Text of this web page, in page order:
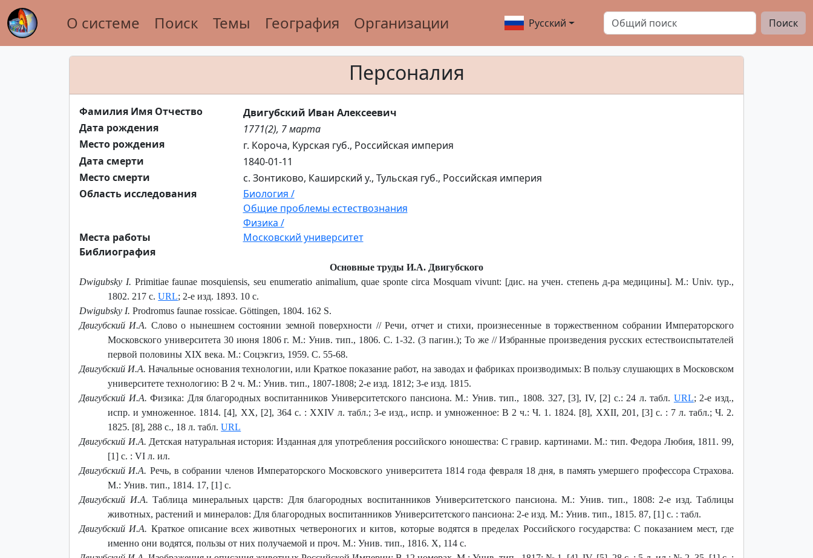
О системе Поиск Темы География Организации Русский Поиск
Персоналия
Фамилия Имя Отчество
Двигубский Иван Алексеевич
Дата рождения
1771(2), 7 марта
Место рождения
г. Короча, Курская губ., Российская империя
Дата смерти
1840-01-11
Место смерти
с. Зонтиково, Каширский у., Тульская губ., Российская империя
Область исследования
Биология /
Общие проблемы естествознания
Физика /
Места работы
Московский университет
Библиография
Основные труды И.А. Двигубского
Dwigubsky I. Primitiae faunae mosquiensis, seu enumeratio animalium, quae sponte circa Mosquam vivunt: [дис. на учен. степень д-ра медицины]. M.: Univ. typ.,
1802. 217 c.URL; 2-е изд. 1893. 10 с.
Dwigubsky I. Prodromus faunae rossicae. Göttingen, 1804. 162 S.
Двигубский И.А. Слово о нынешнем состоянии земной поверхности // Речи, отчет и стихи, произнесенные в торжественном собрании Императорского
Московского университета 30 июня 1806 г. М.: Унив. тип., 1806. С. 1-32. (3 пагин.); То же // Избранные произведения русских естествоиспытателей
первой половины XIX века. М.: Соцэкгиз, 1959. С. 55-68.
Двигубский И.А. Начальные основания технологии, или Краткое показание работ, на заводах и фабриках производимых: В пользу слушающих в Московском
университете технологию: В 2 ч. М.: Унив. тип., 1807-1808; 2-е изд. 1812; 3-е изд. 1815.
Двигубский И.А. Физика: Для благородных воспитанников Университетского пансиона. М.: Унив. тип., 1808. 327, [3], IV, [2] с.: 24 л. табл. URL; 2-е изд.,
испр. и умноженное. 1814. [4], XX, [2], 364 с. : XXIV л. табл.; 3-е изд., испр. и умноженное: В 2 ч.: Ч. 1. 1824. [8], XXII, 201, [3] с. : 7 л. табл.; Ч. 2.
1825. [8], 288 с., 18 л. табл.URL
Двигубский И.А. Детская натуральная история: Изданная для употребления российского юношества: С гравир. картинами. М.: тип. Федора Любия, 1811. 99,
[1] с. : VI л. ил.
Двигубский И.А. Речь, в собрании членов Императорского Московского университета 1814 года февраля 18 дня, в память умершего профессора Страхова.
М.: Унив. тип., 1814. 17, [1] с.
Двигубский И.А. Таблица минеральных царств: Для благородных воспитанников Университетского пансиона. М.: Унив. тип., 1808: 2-е изд. Таблицы
животных, растений и минералов: Для благородных воспитанников Университетского пансиона: 2-е изд. М.: Унив. тип., 1815. 87, [1] с. : табл.
Двигубский И.А. Краткое описание всех животных четвероногих и китов, которые водятся в пределах Российского государства: С показанием мест, где
именно они водятся, пользы от них получаемой и проч. М.: Унив. тип., 1816. X, 114 с.